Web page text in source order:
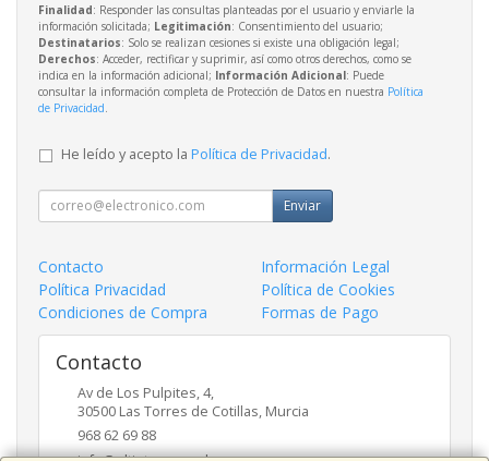
Finalidad: Responder las consultas planteadas por el usuario y enviarle la
información solicitada; Legitimación: Consentimiento del usuario;
Destinatarios: Solo se realizan cesiones si existe una obligación legal;
Derechos: Acceder, rectificar y suprimir, así como otros derechos, como se
indica en la información adicional; Información Adicional: Puede
consultar la información completa de Protección de Datos en nuestra Política
de Privacidad
He leído y acepto la Política de Privacidad.
Enviar
Contacto
Información Legal
Política Privacidad
Política de Cookies
Condiciones de Compra
Formas de Pago
Contacto
Av de Los Pulpites, 4,
30500 Las Torres de Cotillas, Murcia
968 62 69 88